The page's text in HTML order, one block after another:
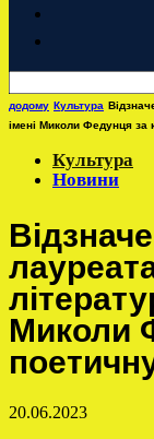
додому Культура
імені Миколи Федунця за
Культура
Новини
Миколи
20.06.2023